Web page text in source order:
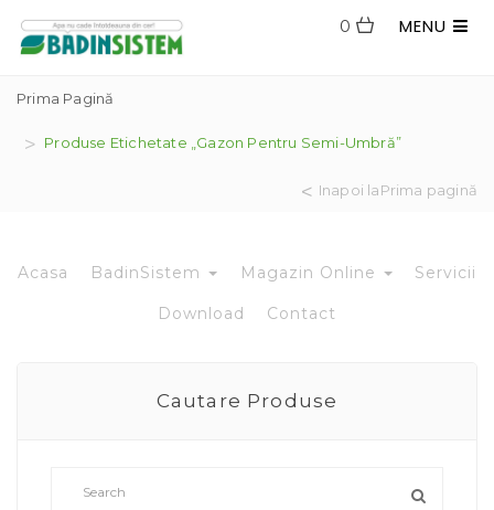
MENU
0
Prima Pagină
Produse Etichetate „gazon Pentru Semi-Umbră”
Inapoi laPrima pagină
Acasa BadinSistem Magazin Online Servicii
Download Contact
Cautare Produse